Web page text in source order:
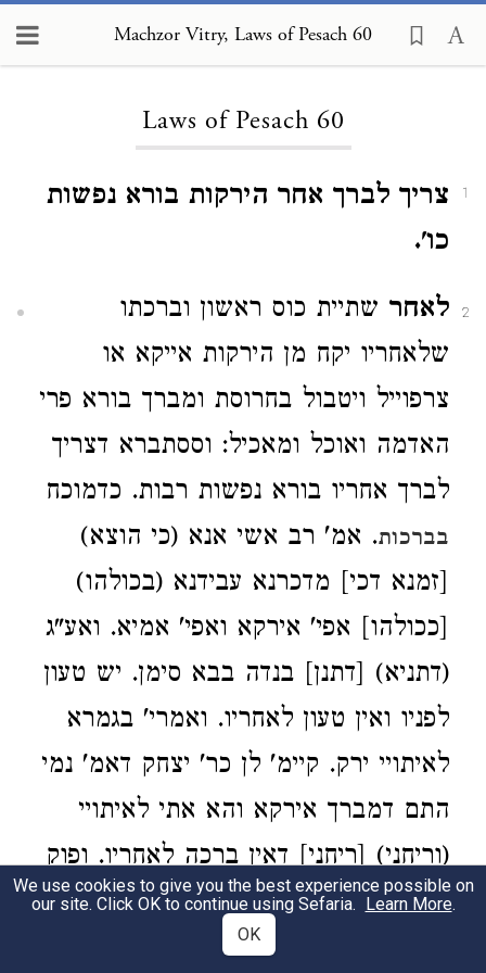
Machzor Vitry, Laws of Pesach 60
Laws of Pesach 60
1
צריך לברך אחר הירקות בורא נפשות
כו'.
2 לאחר שתיית כוס ראשון וברכתו
שלאחריו יקח מן הירקות אייקא או
צרפוייל ויטבול בחרוסת ומברך בורא פרי
האדמה ואוכל ומאכיל: וססתברא דצריך
לברך אחריו בורא נפשות רבות. כדמוכח
בברכות. אמ' רב אשי אנא (כי הוצא)
[זמנא דכי] מדכרנא עבידנא (בכולהו)
[ככולהו] אפי' אירקא ואפי' אמיא. ואע"ג
(דתניא) [דתנן] בנדה בבא סימן. יש טעון
לפניו ואין טעון לאחריו. ואמרי' בגמרא
לאיתויי ירק. קיימ' לן כר' יצחק דאמ' נמי
התם דמברך אירקא והא אתי לאיתויי
(וריחני) [ריחני] דאין ברכה לאחריו. ופוק
חזי מאי עמא דבר: והרב ר' משלם
מצריך כמו כן ברכה לאחריו בסדרו.
We use cookies to give you the best experience possible on
our site. Click OK to continue using Sefaria. Learn More.
OK